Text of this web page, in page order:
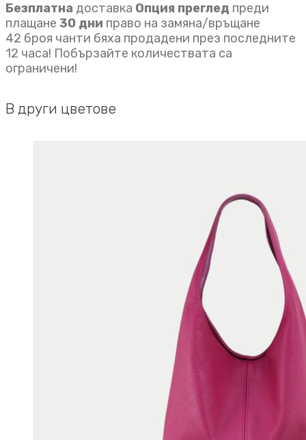
Безплатна доставка Опция преглед преди
плащане 30 дни право на замяна/връщане
42 броя чанти бяха продадени през последните
12 часа! Побързайте количествата са
ограничени!
В други цветове